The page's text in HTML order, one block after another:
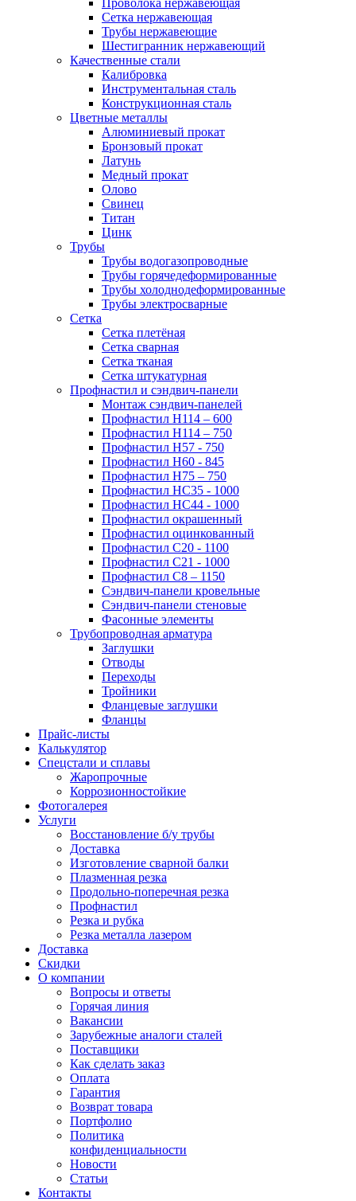
Проволока нержавеющая
Сетка нержавеющая
Трубы нержавеющие
Шестигранник нержавеющий
Качественные стали
Калибровка
Инструментальная сталь
Конструкционная сталь
Цветные металлы
Алюминиевый прокат
Бронзовый прокат
Латунь
Медный прокат
Олово
Свинец
Титан
Цинк
Трубы
Трубы водогазопроводные
Трубы горячедеформированные
Трубы холоднодеформированные
Трубы электросварные
Сетка
Сетка плетёная
Сетка сварная
Сетка тканая
Сетка штукатурная
Профнастил и сэндвич-панели
Монтаж сэндвич-панелей
Профнастил Н114 – 600
Профнастил Н114 – 750
Профнастил Н57 - 750
Профнастил Н60 - 845
Профнастил Н75 – 750
Профнастил НС35 - 1000
Профнастил НС44 - 1000
Профнастил окрашенный
Профнастил оцинкованный
Профнастил С20 - 1100
Профнастил С21 - 1000
Профнастил С8 – 1150
Сэндвич-панели кровельные
Сэндвич-панели стеновые
Фасонные элементы
Трубопроводная арматура
Заглушки
Отводы
Переходы
Тройники
Фланцевые заглушки
Фланцы
Прайс-листы
Калькулятор
Спецстали и сплавы
Жаропрочные
Коррозионностойкие
Фотогалерея
Услуги
Восстановление б/у трубы
Доставка
Изготовление сварной балки
Плазменная резка
Продольно-поперечная резка
Профнастил
Резка и рубка
Резка металла лазером
Доставка
Скидки
О компании
Вопросы и ответы
Горячая линия
Вакансии
Зарубежные аналоги сталей
Поставщики
Как сделать заказ
Оплата
Гарантия
Возврат товара
Портфолио
Политика
конфиденциальности
Новости
Статьи
Контакты